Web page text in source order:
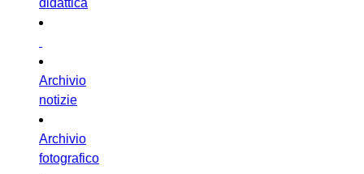
didattica
Archivio
notizie
Archivio
fotografico